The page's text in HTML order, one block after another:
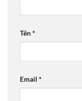
Tên*
Email *